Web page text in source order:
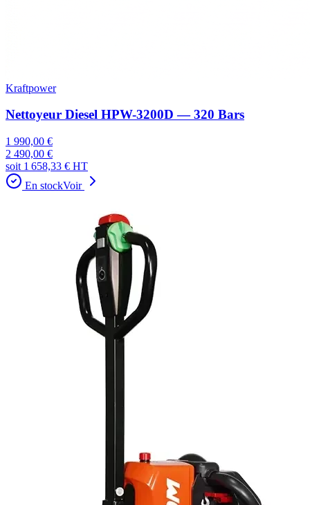
Kraftpower
Nettoyeur Diesel HPW-3200D — 320 Bars
1 990,00 €
2 490,00 €
soit 1 658,33 € HT
En stockVoir